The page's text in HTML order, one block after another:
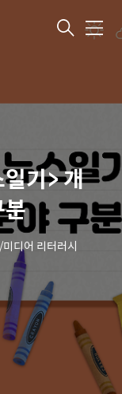
메
기> 개
디어 리터러시